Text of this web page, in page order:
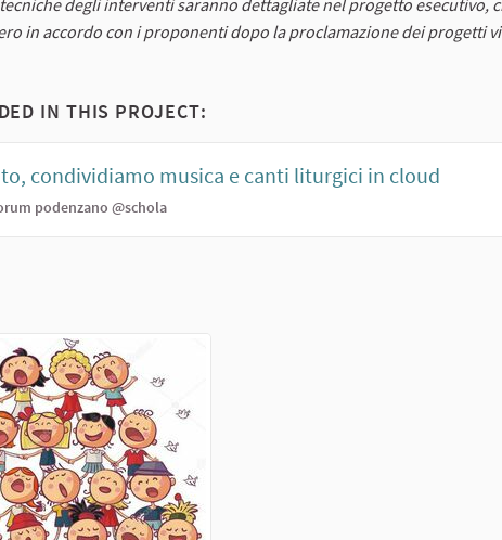
degli interventi saranno dettagliate nel progetto esecutivo,
in accordo con i proponenti dopo la proclamazione dei progetti
IN THIS PROJECT:
condividiamo musica e canti liturgici in cloud
podenzano @schola